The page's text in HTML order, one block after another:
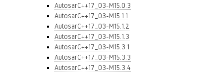
AutosarC++17_03-M15.0.3
AutosarC++17_03-M15.1.1
AutosarC++17_03-M15.1.2
AutosarC++17_03-M15.1.3
AutosarC++17_03-M15.3.1
AutosarC++17_03-M15.3.3
AutosarC++17_03-M15.3.4